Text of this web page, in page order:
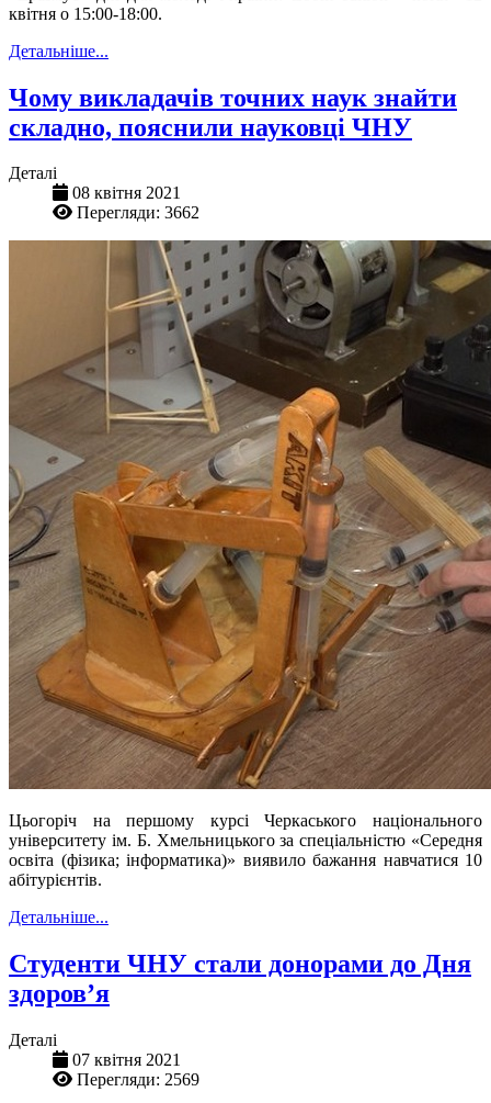
квітня о 15:00-18:00.
Детальніше...
Чому викладачів точних наук знайти
складно, пояснили науковці ЧНУ
Деталі
08 квітня 2021
Перегляди: 3662
Цьогоріч на першому курсі Черкаського національного
університету ім. Б. Хмельницького за спеціальністю «Середня
освіта (фізика; інформатика)» виявило бажання навчатися 10
абітурієнтів.
Детальніше...
Студенти ЧНУ стали донорами до Дня
здоров’я
Деталі
07 квітня 2021
Перегляди: 2569